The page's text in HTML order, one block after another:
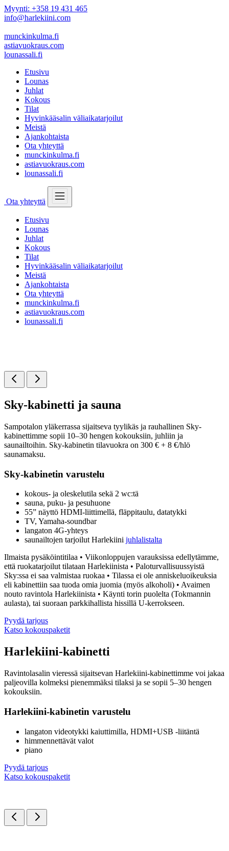
Myynti: +358 19 431 465
info@harlekiini.com
munckinkulma.fi
astiavuokraus.com
lounassali.fi
Etusivu
Lounas
Juhlat
Kokous
Tilat
Hyvinkääsalin väliaikatarjoilut
Meistä
Ajankohtaista
Ota yhteyttä
munckinkulma.fi
astiavuokraus.com
lounassali.fi
Ota yhteyttä
Etusivu
Lounas
Juhlat
Kokous
Tilat
Hyvinkääsalin väliaikatarjoilut
Meistä
Ajankohtaista
Ota yhteyttä
munckinkulma.fi
astiavuokraus.com
lounassali.fi
Sky-kabinetti ja sauna
Sampotalon yläkerrassa sijaitseva tyylikäs ja rauhallinen Sky-
kabinettimme sopii 10–30 hengen kokouksiin, juhliin ja
saunailtoihin. Sky-kabinetin tilavuokra on 300 € + 8 €/hlö
saunamaksu.
Sky-kabinetin varustelu
kokous- ja oleskelutila sekä 2 wc:tä
sauna, puku- ja pesuhuone
55” näyttö HDMI-liittimellä, fläppitaulu, datatykki
TV, Yamaha-soundbar
langaton 4G-yhteys
saunailtojen tarjoilut Harlekiini juhlalistalta
Ilmaista pysäköintitilaa • Viikonloppujen varauksissa edellytämme,
että ruokatarjoilut tilataan Harlekiinista • Paloturvallisuussyistä
Sky:ssa ei saa valmistaa ruokaa • Tilassa ei ole anniskeluoikeuksia
eli kabinettiin saa tuoda omia juomia (myös alkoholi) • Avaimen
nouto ravintola Harlekiinista • Käynti torin puolelta (Tokmannin
aulasta), tai suoraan parkkihallista hissillä U-kerrokseen.
Pyydä tarjous
Katso kokouspaketit
Harlekiini-kabinetti
Ravintolasalin vieressä sijaitsevan Harlekiini-kabinettimme voi jakaa
paljeovilla kolmeksi pienemmäksi tilaksi ja se sopii 5–30 hengen
kokouksiin.
Harlekiini-kabinetin varustelu
langaton videotykki kaiuttimilla, HDMI+USB -liitäntä
himmennettävät valot
piano
Pyydä tarjous
Katso kokouspaketit